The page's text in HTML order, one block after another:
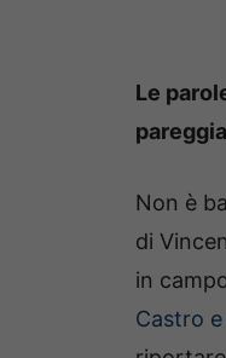
Le
Non è
di
in
Castro